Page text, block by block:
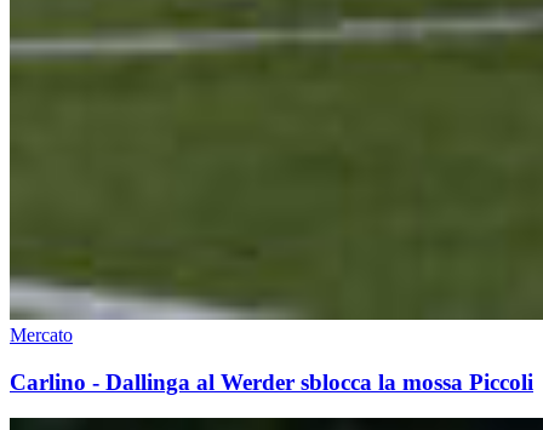
Mercato
Carlino - Dallinga al Werder sblocca la mossa Piccoli